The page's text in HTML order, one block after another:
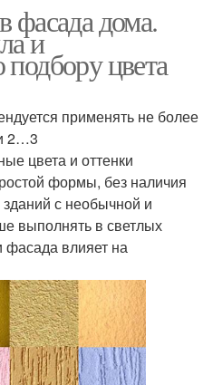
фасада дома.
и
цвета
применять не более
2…3
цвета и оттенки
формы, без наличия
с необычной и
выполнять в светлых
фасада влияет на